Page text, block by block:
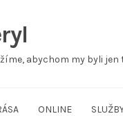
abychom my byli
ONLINE